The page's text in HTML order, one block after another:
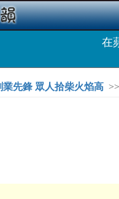
在
業先鋒 眾人拾柴火焰高